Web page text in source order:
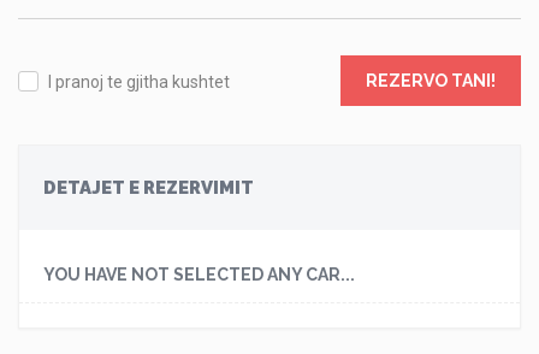
I pranoj te gjitha kushtet REZERVO TANI!
DETAJET E REZERVIMIT
YOU HAVE NOT SELECTED ANY CAR...